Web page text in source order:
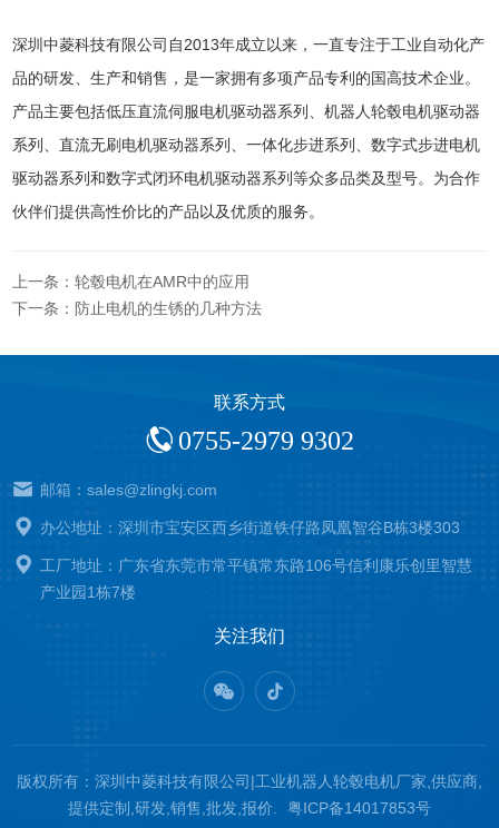
深圳中菱科技有限公司自2013年成立以来，一直专注于工业自动化产
品的研发、生产和销售，是一家拥有多项产品专利的国高技术企业。
产品主要包括低压直流伺服电机驱动器系列、机器人轮毂电机驱动器
系列、直流无刷电机驱动器系列、一体化步进系列、数字式步进电机
驱动器系列和数字式闭环电机驱动器系列等众多品类及型号。为合作
伙伴们提供高性价比的产品以及优质的服务。
上一条：轮毂电机在AMR中的应用
下一条：防止电机的生锈的几种方法
联系方式
0755-2979 9302
邮箱：sales@zlingkj.com
办公地址：深圳市宝安区西乡街道铁仔路凤凰智谷B栋3楼303
工厂地址：广东省东莞市常平镇常东路106号信利康乐创里智慧
产业园1栋7楼
关注我们
版权所有：深圳中菱科技有限公司|工业机器人轮毂电机厂家,供应商,
提供定制,研发,销售,批发,报价. 粤ICP备14017853号